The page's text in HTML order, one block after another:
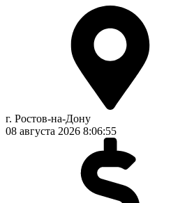
г. Ростов-на-Дону
08 августа 2026 8:06:55